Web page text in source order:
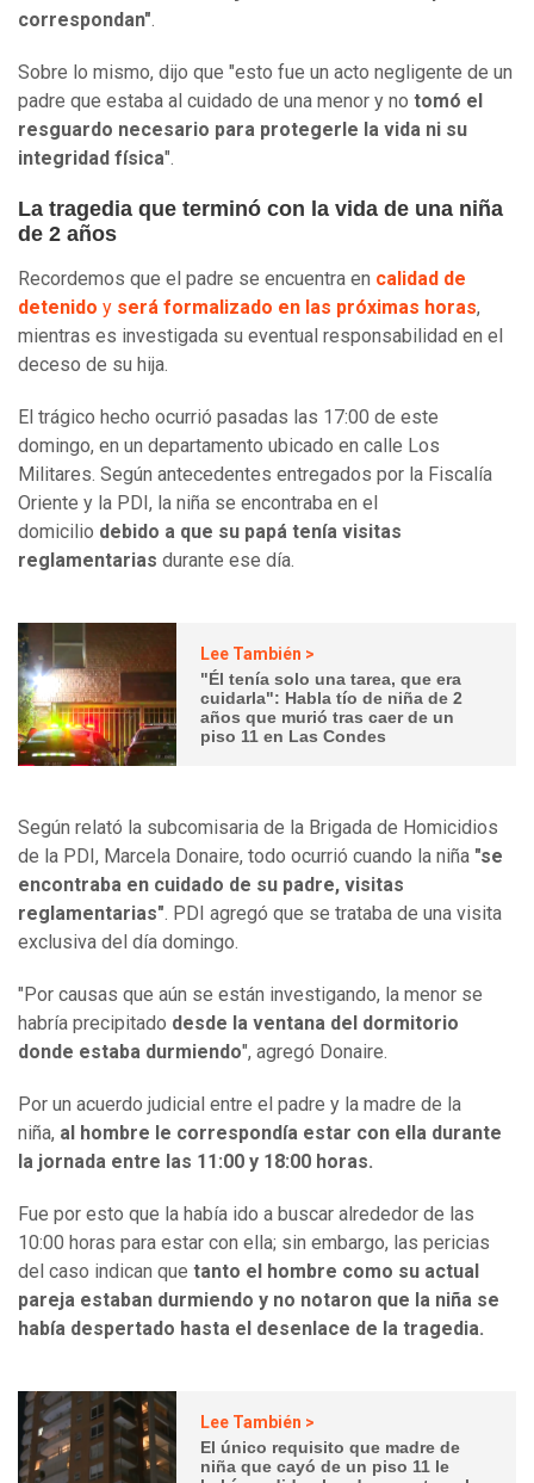
correspondan".
Sobre lo mismo, dijo que "esto fue un acto negligente de un
padre que estaba al cuidado de una menor y no tomó el
resguardo necesario para protegerle la vida ni su
integridad física".
La tragedia que terminó con la vida de una niña
de 2 años
Recordemos que el padre se encuentra en calidad de
detenido y será formalizado en las próximas horas,
mientras es investigada su eventual responsabilidad en el
deceso de su hija.
El trágico hecho ocurrió pasadas las 17:00 de este
domingo, en un departamento ubicado en calle Los
Militares. Según antecedentes entregados por la Fiscalía
Oriente y la PDI, la niña se encontraba en el
domicilio debido a que su papá tenía visitas
reglamentarias durante ese día.
Lee También >
"Él tenía solo una tarea, que era
cuidarla": Habla tío de niña de 2
años que murió tras caer de un
piso 11 en Las Condes
Según relató la subcomisaria de la Brigada de Homicidios
de la PDI, Marcela Donaire, todo ocurrió cuando la niña "se
encontraba en cuidado de su padre, visitas
reglamentarias". PDI agregó que se trataba de una visita
exclusiva del día domingo.
"Por causas que aún se están investigando, la menor se
habría precipitado desde la ventana del dormitorio
donde estaba durmiendo", agregó Donaire.
Por un acuerdo judicial entre el padre y la madre de la
niña, al hombre le correspondía estar con ella durante
la jornada entre las 11:00 y 18:00 horas.
Fue por esto que la había ido a buscar alrededor de las
10:00 horas para estar con ella; sin embargo, las pericias
del caso indican que tanto el hombre como su actual
pareja estaban durmiendo y no notaron que la niña se
había despertado hasta el desenlace de la tragedia.
Lee También >
El único requisito que madre de
niña que cayó de un piso 11 le